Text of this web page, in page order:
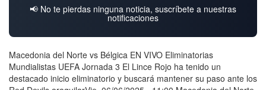
📢 No te pierdas ninguna noticia, suscríbete a nuestras
notificaciones
Macedonia del Norte vs Bélgica EN VIVO Eliminatorias
Mundialistas UEFA Jornada 3 El Lince Rojo ha tenido un
destacado inicio eliminatorio y buscará mantener su paso ante los